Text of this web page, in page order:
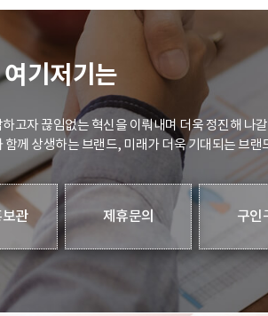
여기저기는
고자 끊임없는 혁신을 이뤄내며 더욱 정진해 나
께 상생하는 브랜드, 미래가 더욱 기대되는 브랜
관 제휴문의 구인